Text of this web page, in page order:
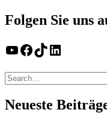
Folgen Sie uns
YouTube
Facebook
TikTokLinkedIn
Neueste